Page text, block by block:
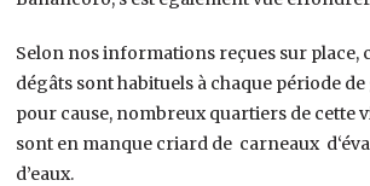
Selon nos informations reçues sur place,
dégâts sont habituels à chaque période
pour cause, nombreux quartiers de cette
sont en manque criard de carneaux
d’eaux.